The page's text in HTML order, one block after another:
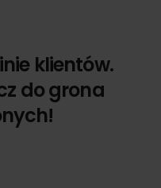
klientów.
do grona